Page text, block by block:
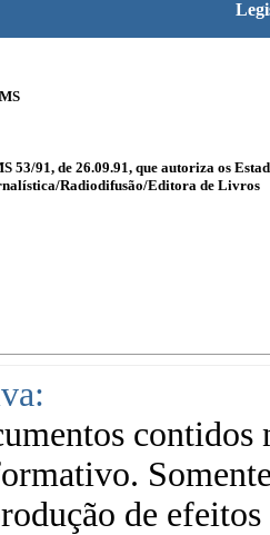
53/91, de 26.09.91, que autoriza os
Radiodifusão/Editora de Livros
contidos
de